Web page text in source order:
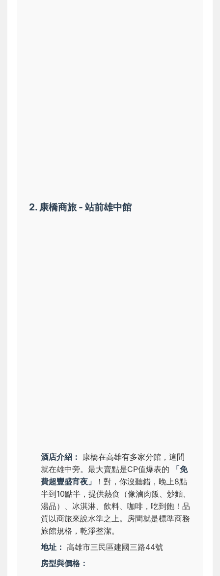
2. 康橋商旅 - 站前雄中館
酒店介紹：
康橋在高雄有多家分館，這間
就在雄中旁。最大賣點是CP值爆表的
「免
費超豐盛宵夜」
！對，你沒聽錯，晚上8點
半到10點半，提供熱食（像滷肉飯、炒麵、
湯品）、冰淇淋、飲料、咖啡，吃到飽！品
質以商旅來說水準之上。房間就是標準商務
旅館規格，乾淨整潔。
地址： 高雄市三民區建國三路44號
房型與價格：